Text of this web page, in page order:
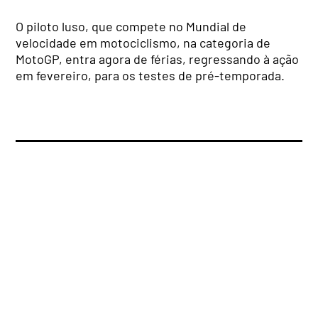
O piloto luso, que compete no Mundial de
velocidade em motociclismo, na categoria de
MotoGP, entra agora de férias, regressando à ação
em fevereiro, para os testes de pré-temporada.